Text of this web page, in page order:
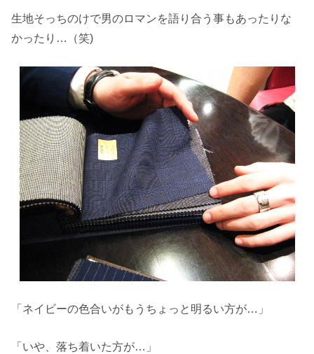
生地そっちのけで男のロマンを語り合う事もあったりな
かったり…（笑)
「ネイビーの色合いがもうちょっと明るい方が…」
「いや、落ち着いた方が…」